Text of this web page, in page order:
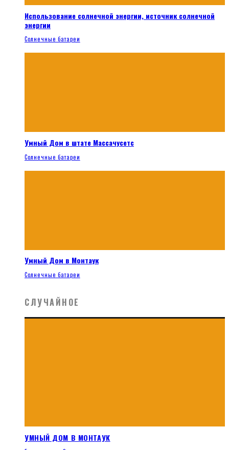
Использование солнечной энергии, источник солнечной
энергии
Солнечные батареи
Умный Дом в штате Массачусетс
Солнечные батареи
Умный Дом в Монтаук
Солнечные батареи
СЛУЧАЙНОЕ
УМНЫЙ ДОМ В МОНТАУК